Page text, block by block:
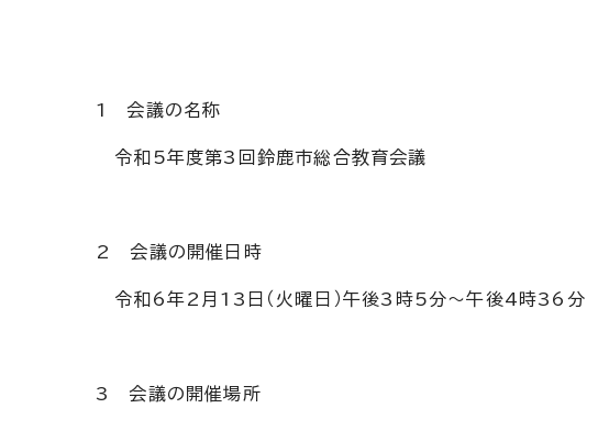
1 会議の名称
令和5年度第3回鈴鹿市総合教育会議
2 会議の開催日時
令和6年2月13日（火曜日）午後3時5分～午後4時36分
3 会議の開催場所